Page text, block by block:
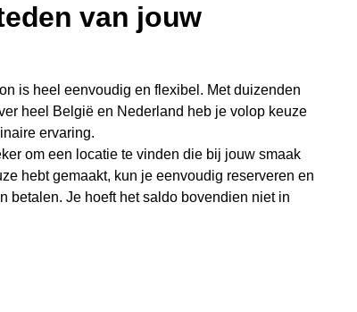
van jouw
is heel eenvoudig en flexibel. Met duizenden
heel België en Nederland heb je volop keuze
ervaring.
om een locatie te vinden die bij jouw smaak
hebt gemaakt, kun je eenvoudig reserveren en
betalen. Je hoeft het saldo bovendien niet in
blijft gewoon op de bon staan en kan